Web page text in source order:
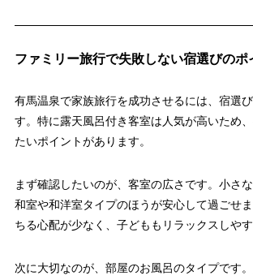
ファミリー旅行で失敗しない宿選びのポ
有馬温泉で家族旅行を成功させるには、宿選
す。特に露天風呂付き客室は人気が高いため
たいポイントがあります。
まず確認したいのが、客室の広さです。小さな
和室や和洋室タイプのほうが安心して過ごせ
ちる心配が少なく、子どももリラックスしやす
次に大切なのが、部屋のお風呂のタイプです